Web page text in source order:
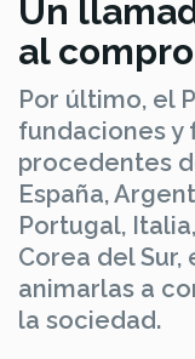
Un
al
Por último, el
fundaciones y
procedentes
España,
Portugal,
Corea del
animarlas a
la sociedad.